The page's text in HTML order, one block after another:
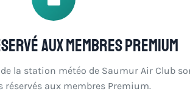
aux membres Premium
de la station météo de Saumur Air Club
réservés aux membres Premium.